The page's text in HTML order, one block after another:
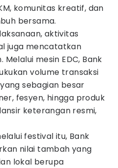
komunitas kreatif, dan
bersama.
aktivitas
juga mencatatkan
mesin EDC, Bank
volume transaksi
sebagian besar
fesyen, hingga produk
keterangan resmi,
festival itu, Bank
nilai tambah yang
lokal berupa